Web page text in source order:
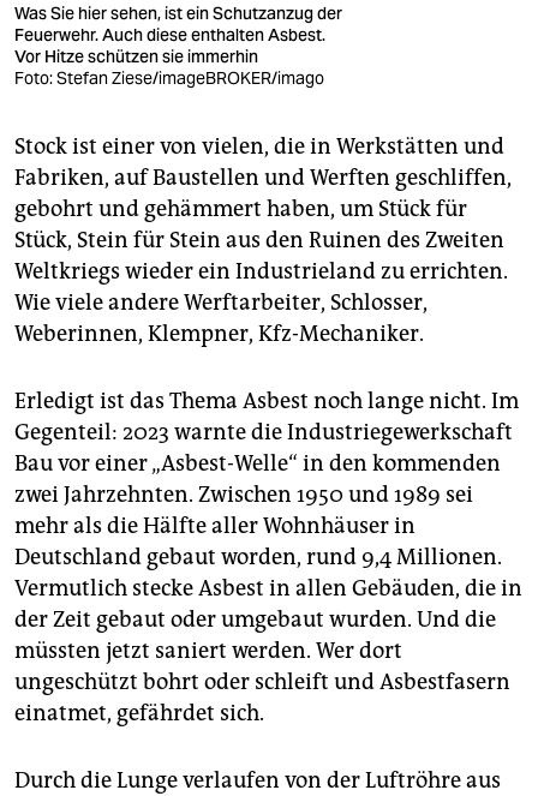
Was Sie hier sehen, ist ein Schutzanzug der
Feuerwehr. Auch diese enthalten Asbest.
Vor Hitze schützen sie immerhin
Foto: Stefan Ziese/imageBROKER/imago
Stock ist einer von vielen, die in Werkstätten und
Fabriken, auf Baustellen und Werften geschliffen,
gebohrt und gehämmert haben, um Stück für
Stück, Stein für Stein aus den Ruinen des Zweiten
Weltkriegs wieder ein Industrieland zu errichten.
Wie viele andere Werftarbeiter, Schlosser,
Weberinnen, Klempner, Kfz-Mechaniker.
Erledigt ist das Thema Asbest noch lange nicht. Im
Gegenteil: 2023 warnte die Industriegewerkschaft
Bau vor einer „Asbest-Welle“ in den kommenden
zwei Jahrzehnten. Zwischen 1950 und 1989 sei
mehr als die Hälfte aller Wohnhäuser in
Deutschland gebaut worden, rund 9,4 Millionen.
Vermutlich stecke Asbest in allen Gebäuden, die in
der Zeit gebaut oder umgebaut wurden. Und die
müssten jetzt saniert werden. Wer dort
ungeschützt bohrt oder schleift und Asbestfasern
einatmet, gefährdet sich.
Durch die Lunge verlaufen von der Luftröhre aus